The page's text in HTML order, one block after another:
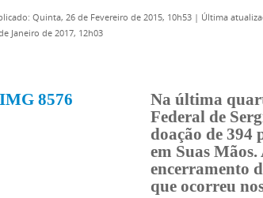
Quinta, 26 de Fevereiro de 2015, 10h53 | Última
Janeiro de 2017, 12h03
Na última
Federal de
doação de 394
em Suas
encerramento
que ocorreu